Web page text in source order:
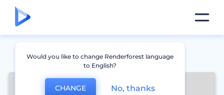
Would you like to change Renderforest language
to English?
CHANGE No, thanks